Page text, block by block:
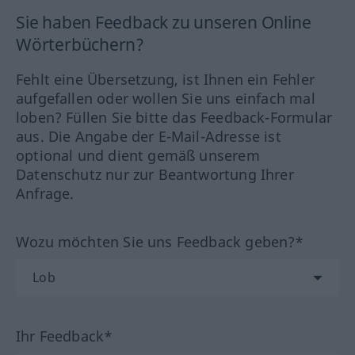
Sie haben Feedback zu unseren Online
Wörterbüchern?
Fehlt eine Übersetzung, ist Ihnen ein Fehler
aufgefallen oder wollen Sie uns einfach mal
loben? Füllen Sie bitte das Feedback-Formular
aus. Die Angabe der E-Mail-Adresse ist
optional und dient gemäß unserem
Datenschutz nur zur Beantwortung Ihrer
Anfrage.
Wozu möchten Sie uns Feedback geben?*
Ihr Feedback*